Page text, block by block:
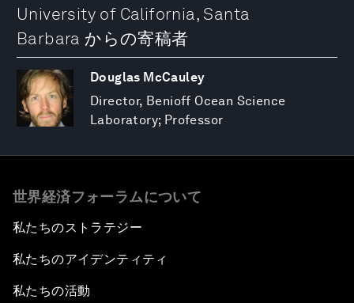
University of California, Santa
Barbara からの寄稿者
Douglas McCauley
Director, Benioff Ocean Science
Laboratory; Professor
世界経済フォーラムについて
私たちのストラテジー
私たちのアイデンティティ
私たちの活動